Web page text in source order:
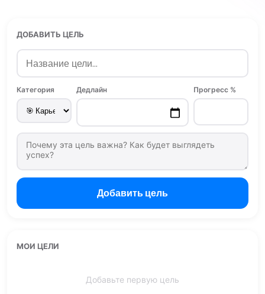
ДОБАВИТЬ ЦЕЛЬ
Категория Дедлайн Прогресс %
Добавить цель
МОИ ЦЕЛИ
Добавьте первую цель